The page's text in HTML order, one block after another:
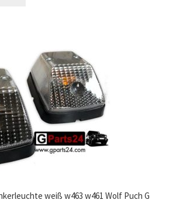
weiß w463 w461 Wolf Puch G